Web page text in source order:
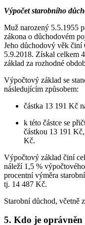
Výpočet starobního
Muž narozený 5.5.1955
zákona o důchodovém
Jeho důchodový věk činí
5.9.2018. Získal celkem
základ za rozhodné
Výpočtový základ se
následujícím způsobem:
částka 13 191 Kč
k této částce se
částkou 13 191
Kč.
Výpočtový základ činí
náleží 1,5 %
procentní výměra
tj. 14 487 Kč.
Starobní důchod, včetně
5. Kdo je oprávněn